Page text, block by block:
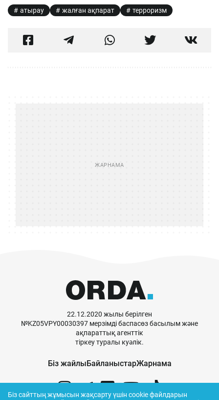
атырау жалған ақпарат терроризм
22.12.2020 жылы берілген
№KZ05VPY00030397 мерзімді баспасөз басылым және
ақпараттық агенттік
тіркеу туралы куәлік.
Біз жайлыБайланыстарЖарнама
Біз сайттың жұмысын жақсарту үшін cookie файлдарын